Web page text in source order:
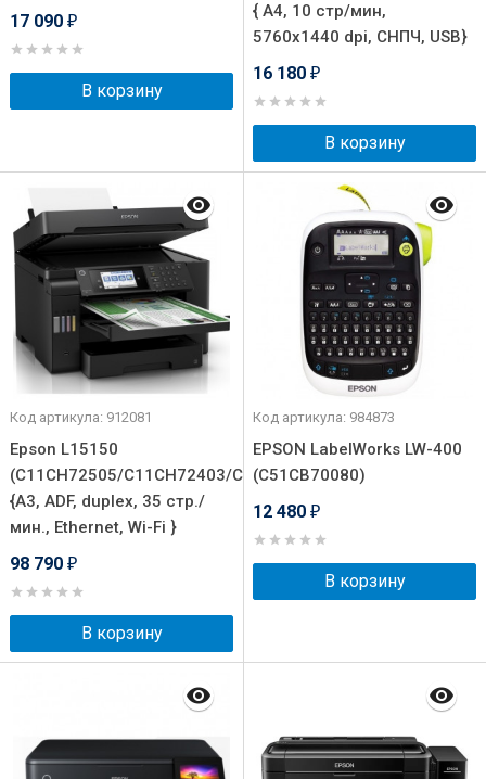
17 090 ₽
В корзину
{ А4, 10 стр/мин,
5760х1440 dpi, СНПЧ, USB}
16 180 ₽
В корзину
Код артикула: 912081
Epson L15150
(C11CH72505/C11CH72403/C11CH72404/C11CH72506)
{A3, ADF, duplex, 35 стр./
мин., Ethernet, Wi-Fi }
98 790 ₽
В корзину
Код артикула: 984873
EPSON LabelWorks LW-400
(C51CB70080)
12 480 ₽
В корзину